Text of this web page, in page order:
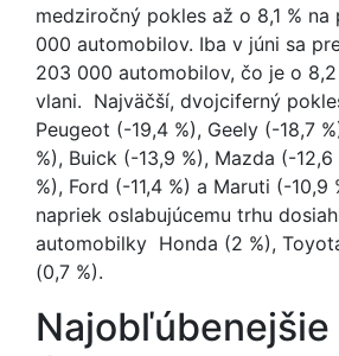
medziročný pokles až o 8,1 %
000 automobilov. Iba v júni sa
203 000 automobilov, čo je o 8,2
vlani. Najväčší, dvojciferný
Peugeot (-19,4 %), Geely (-18,7
%), Buick (-13,9 %), Mazda (-12,6
%), Ford (-11,4 %) a Maruti (-10,9
napriek oslabujúcemu trhu
automobilky Honda (2 %),
(0,7 %).